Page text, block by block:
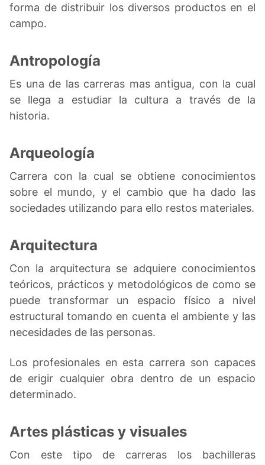
forma de distribuir los diversos productos en el
campo.
Antropología
Es una de las carreras mas antigua, con la cual
se llega a estudiar la cultura a través de la
historia.
Arqueología
Carrera con la cual se obtiene conocimientos
sobre el mundo, y el cambio que ha dado las
sociedades utilizando para ello restos materiales.
Arquitectura
Con la arquitectura se adquiere conocimientos
teóricos, prácticos y metodológicos de como se
puede transformar un espacio físico a nivel
estructural tomando en cuenta el ambiente y las
necesidades de las personas.
Los profesionales en esta carrera son capaces
de erigir cualquier obra dentro de un espacio
determinado.
Artes plásticas y visuales
Con este tipo de carreras los bachilleras